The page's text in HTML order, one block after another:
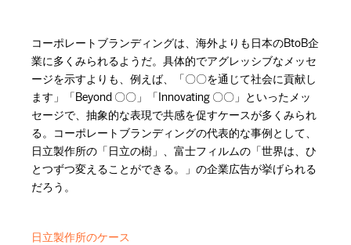
コーポレートブランディングは、海外よりも日本のBtoB企
業に多くみられるようだ。具体的でアグレッシブなメッセ
ージを示すよりも、例えば、「〇〇を通じて社会に貢献し
ます」「Beyond 〇〇」「Innovating 〇〇」といったメッ
セージで、抽象的な表現で共感を促すケースが多くみられ
る。コーポレートブランディングの代表的な事例として、
日立製作所の「日立の樹」、富士フィルムの「世界は、ひ
とつずつ変えることができる。」の企業広告が挙げられる
だろう。
日立製作所のケース